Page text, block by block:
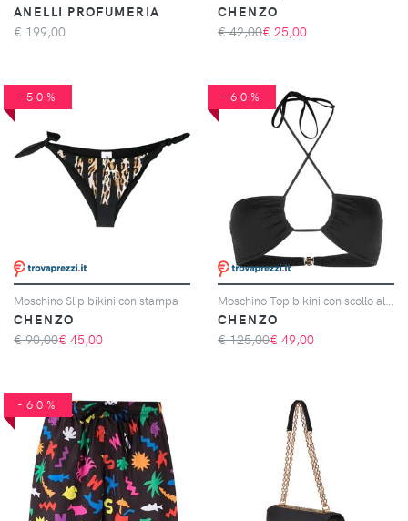
ANELLI PROFUMERIA
€ 199,00
CHENZO
€ 42,00€ 25,00
-50%
Moschino Slip bikini con stampa
CHENZO
€ 90,00€ 45,00
-60%
CHENZO
€ 125,00€ 49,00
-60%